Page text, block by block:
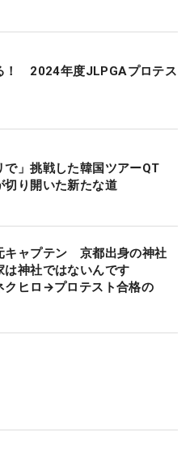
くて目も強いコースだっ
も助けてもらえて、バー
ーを勝因に挙げた。
ド世代。愛用する本間の
」なイ・ボミ（韓国）に
アマチュアとして下部ス
出場し、ローアマに輝く
からアマ資格を外してプ
決意した。第2戦で初出
。8月20日に誕生日を迎え
デーウィークを自らの手
多かったのも、“あえ
ーオフは）こんな長くな
！ 2024年度JLPGAプロテス
で」挑戦した韓国ツアーQT
切り開いた新たな道
キャプテン 京都出身の神社
は神社ではないんです
クヒロ→プロテスト合格の